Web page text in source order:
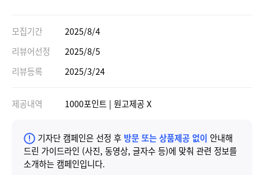
모집기간
2025/8/4
리뷰어선정
2025/8/5
리뷰등록
2025/3/24
제공내역 1000포인트 | 원고제공 X
기자단 캠페인은 선정 후 방문 또는 상품제공 없이 안내해
드린 가이드라인 (사진, 동영상, 글자수 등)에 맞춰 관련 정보를
소개하는 캠페인입니다.